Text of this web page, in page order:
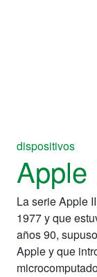
dispositivos
Apple
La serie Apple
1977 y que
años 90,
Apple y que